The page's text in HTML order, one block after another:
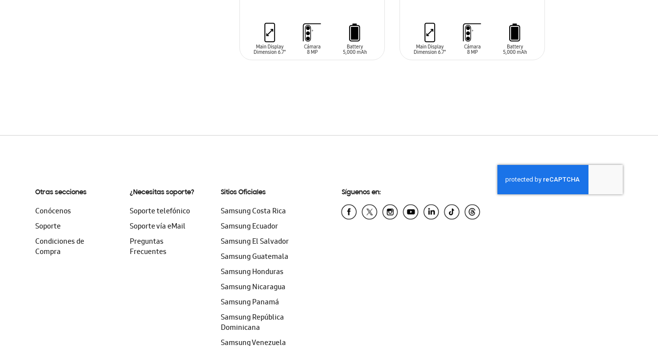
Otras secciones
Conócenos
Soporte
Condiciones de
Compra
¿Necesitas soporte?
Soporte telefónico
Soporte vía eMail
Preguntas
Frecuentes
Sitios Oficiales
Samsung Costa Rica
Samsung Ecuador
Samsung El Salvador
Samsung Guatemala
Samsung Honduras
Samsung Nicaragua
Samsung Panamá
Samsung República
Dominicana
Samsung Venezuela
Síguenos en: